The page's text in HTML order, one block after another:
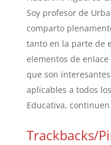
Soy profesor de
comparto
tanto en la parte de
elementos de
que son
aplicables a todos
Educativa,
Trackbacks/